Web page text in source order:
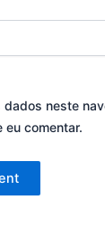
dados neste
eu comentar.